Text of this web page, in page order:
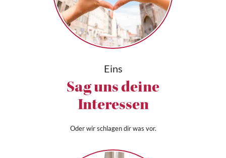
Eins
Sag uns deine
Interessen
Oder wir schlagen dir was vor.